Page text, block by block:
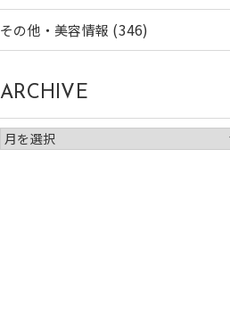
その他・美容情報 (346)
ARCHIVE